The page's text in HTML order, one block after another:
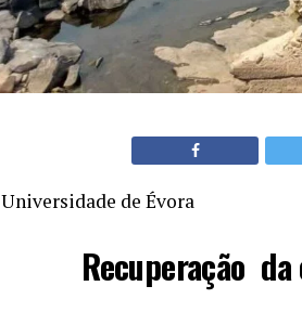
Universidade de Évora
Recuperação